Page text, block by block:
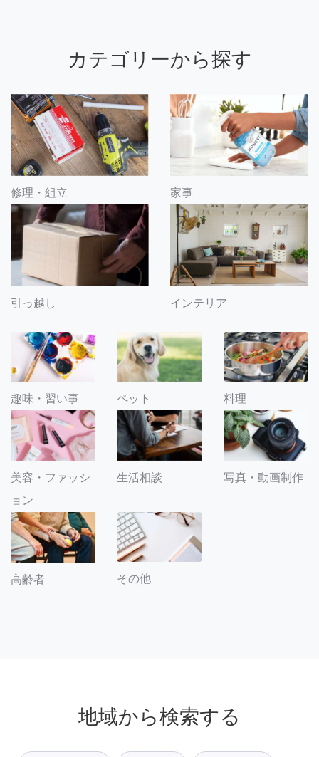
カテゴリーから探す
修理・組立 家事
引っ越し インテリア
趣味・習い事 ペット 料理
美容・ファッシ
ョン
生活相談 写真・動画制作
高齢者 その他
地域から検索する